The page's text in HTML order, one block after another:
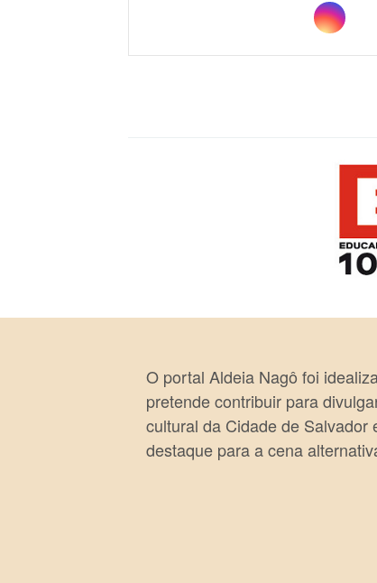
O portal Aldeia Nagô foi
pretende contribuir para
cultural da Cidade de Salvador
destaque para a cena